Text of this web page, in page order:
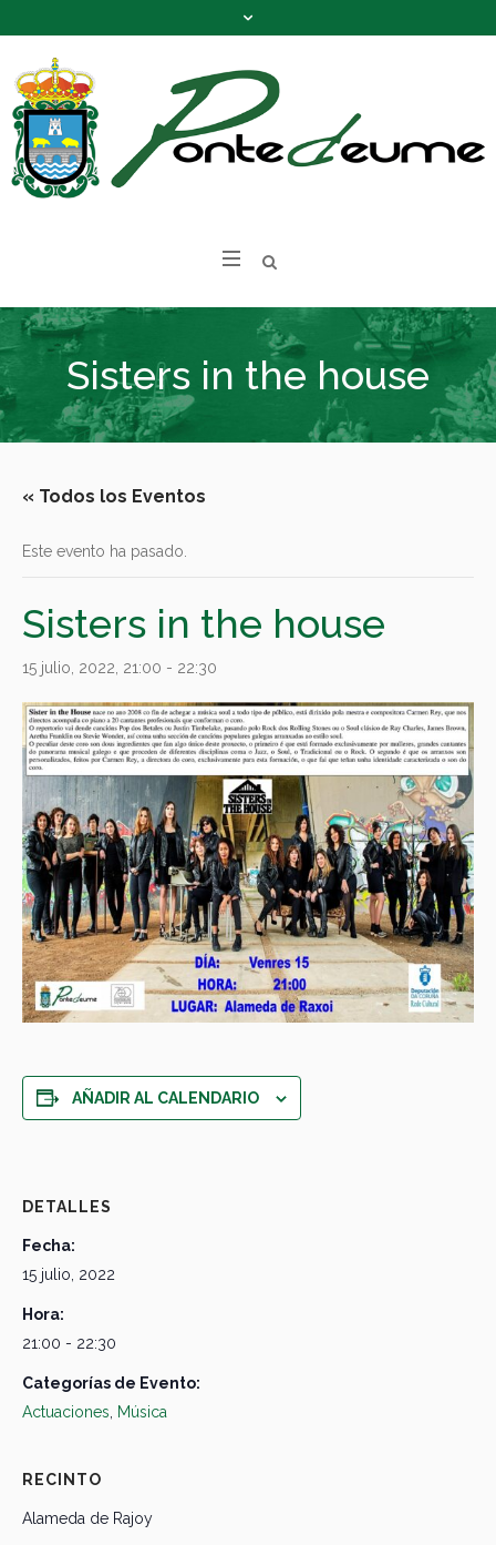
Sisters in the house
« Todos los Eventos
Este evento ha pasado.
Sisters in the house
15 julio, 2022, 21:00 - 22:30
AÑADIR AL CALENDARIO
DETALLES
Fecha:
15 julio, 2022
Hora:
21:00 - 22:30
Categorías de Evento:
Actuaciones
Música
RECINTO
Alameda de Rajoy